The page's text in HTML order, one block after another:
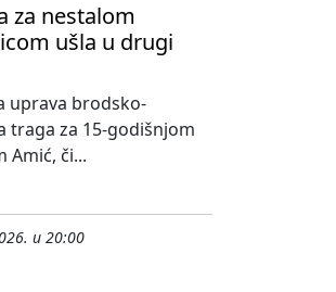
za nestalom
ušla u drugi
uprava brodsko-
traga za 15-godišnjom
Amić, či...
u 20:00